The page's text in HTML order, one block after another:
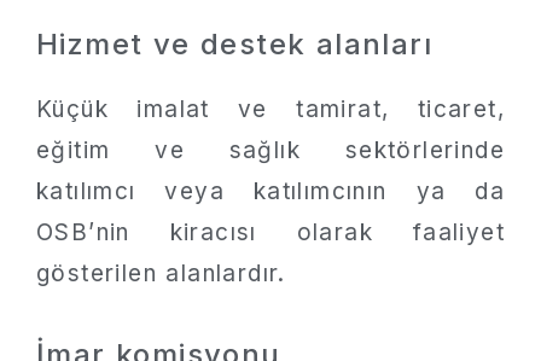
Hizmet ve destek alanları
Küçük imalat ve tamirat, ticaret,
eğitim ve sağlık sektörlerinde
katılımcı veya katılımcının ya da
OSB’nin kiracısı olarak faaliyet
gösterilen alanlardır.